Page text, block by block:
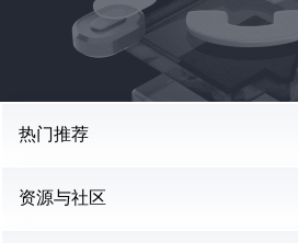
热门推荐
资源与社区